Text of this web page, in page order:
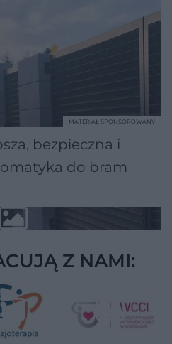
bezpieczna i
do bram
MATERIAŁ SPONSOROWANY
Z NAMI: